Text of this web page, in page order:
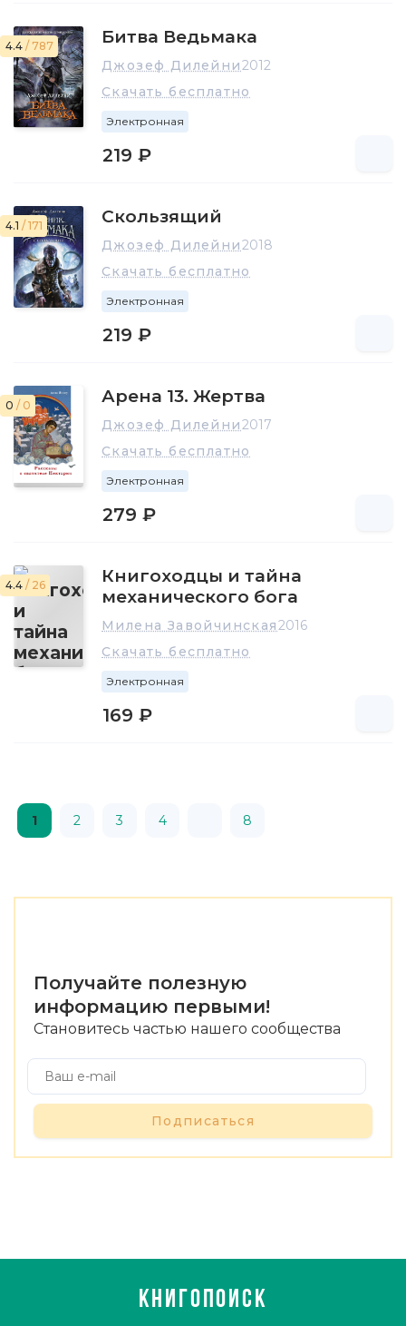
4.4 / 787 Битва Ведьмака
Джозеф Дилейни2012
Скачать бесплатно
Электронная
219 ₽
4.1 / 171 Скользящий
Джозеф Дилейни2018
Скачать бесплатно
Электронная
219 ₽
0 / 0 Арена 13. Жертва
Джозеф Дилейни2017
Скачать бесплатно
Электронная
279 ₽
4.4 / 26
Книгоходцы и тайна
механического бога
Милена Завойчинская2016
Скачать бесплатно
Электронная
169 ₽
1 2 3 4 8
Получайте полезную
информацию первыми!
Становитесь частью нашего сообщества
Подписаться
КНИГОПОИСК